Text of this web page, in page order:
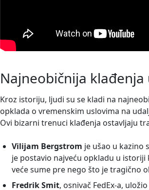
Najneobičnija
Kroz istoriju, ljudi su se kladi na
opklada o vremenskim uslovima na
Ovi bizarni trenuci klađenja ostavljaju
Vilijam Bergstrom je ušao u kazino
je postavio najveću opkladu u istoriji
veće sume pre nego što je tragično
Fredrik Smit, osnivač FedEx-a,